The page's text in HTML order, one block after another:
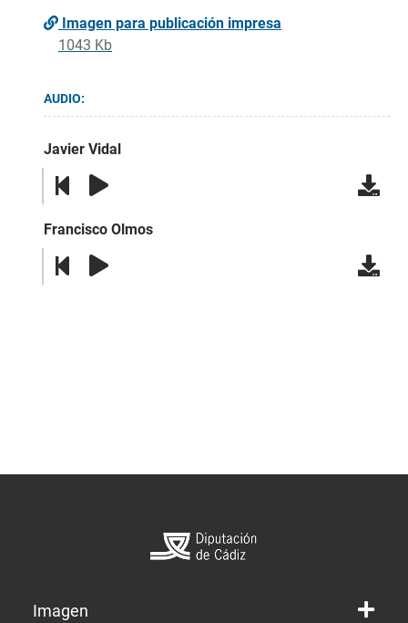
Imagen para publicación impresa
1043 Kb
AUDIO:
Javier Vidal
Francisco Olmos
Imagen